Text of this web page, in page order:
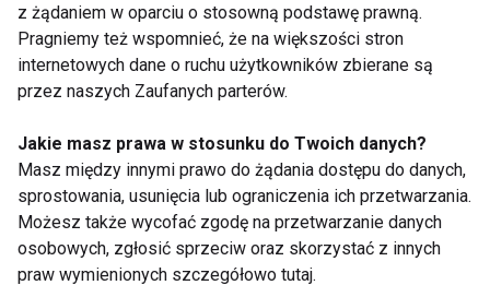
znaczenie w codziennej profilaktyce
zdrowotnej?
Suplement diety a lek – kluczowe
stosowania
DIETA
z żądaniem w oparciu o stosowną podstawę prawną.
Pragniemy też wspomnieć, że na większości stron
internetowych dane o ruchu użytkowników zbierane są
przez naszych Zaufanych parterów.
Jakie masz prawa w stosunku do Twoich danych?
Masz między innymi prawo do żądania dostępu do danych,
sprostowania, usunięcia lub ograniczenia ich przetwarzania.
Możesz także wycofać zgodę na przetwarzanie danych
osobowych, zgłosić sprzeciw oraz skorzystać z innych
praw wymienionych szczegółowo tutaj.